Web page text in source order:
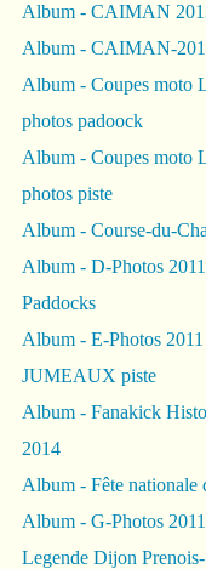
Album - CAIMAN
Album - CAIMAN-
Album - Coupes moto
photos padoock
Album - Coupes moto
photos piste
Album - Course-du-
Album - D-Photos
Paddocks
Album - E-Photos
JUMEAUX piste
Album - Fanakick
2014
Album - Fête nationale
Album - G-Photos
Legende Dijon